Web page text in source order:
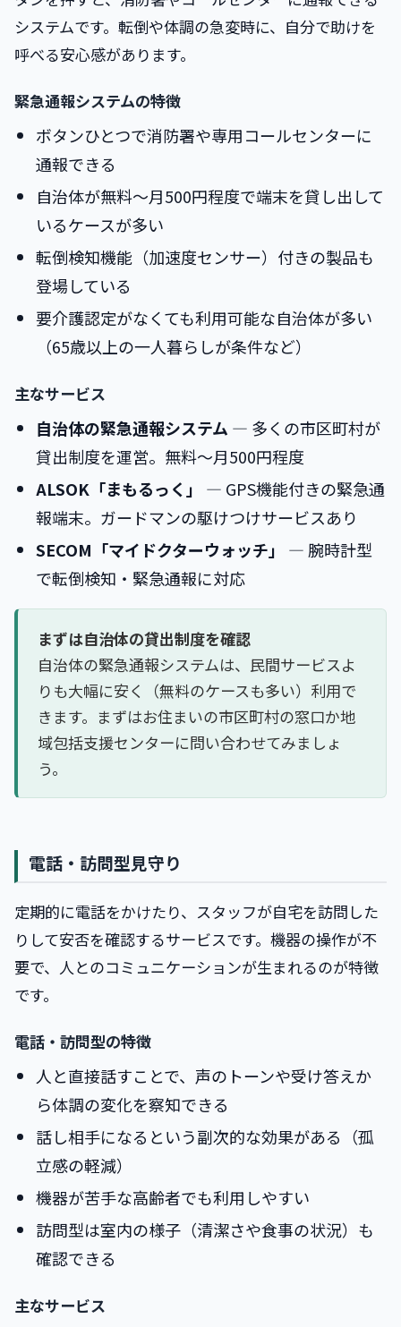
システムです。転倒や体調の急変時に、自分で助けを
呼べる安心感があります。
緊急通報システムの特徴
ボタンひとつで消防署や専用コールセンターに
通報できる
自治体が無料〜月500円程度で端末を貸し出して
いるケースが多い
転倒検知機能（加速度センサー）付きの製品も
登場している
要介護認定がなくても利用可能な自治体が多い
（65歳以上の一人暮らしが条件など）
主なサービス
自治体の緊急通報システム ― 多くの市区町村が
貸出制度を運営。無料〜月500円程度
ALSOK「まもるっく」
― GPS機能付きの緊急通
報端末。ガードマンの駆けつけサービスあり
SECOM「マイドクターウォッチ」
― 腕時計型
で転倒検知・緊急通報に対応
まずは自治体の貸出制度を確認
自治体の緊急通報システムは、民間サービスよ
りも大幅に安く（無料のケースも多い）利用で
きます。まずはお住まいの市区町村の窓口か地
域包括支援センターに問い合わせてみましょ
う。
電話・訪問型見守り
定期的に電話をかけたり、スタッフが自宅を訪問した
りして安否を確認するサービスです。機器の操作が不
要で、人とのコミュニケーションが生まれるのが特徴
です。
電話・訪問型の特徴
人と直接話すことで、声のトーンや受け答えか
ら体調の変化を察知できる
話し相手になるという副次的な効果がある（孤
立感の軽減）
機器が苦手な高齢者でも利用しやすい
訪問型は室内の様子（清潔さや食事の状況）も
確認できる
主なサービス